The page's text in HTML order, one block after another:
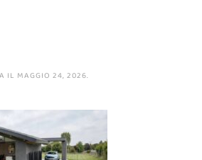
IL MAGGIO 24, 2026.